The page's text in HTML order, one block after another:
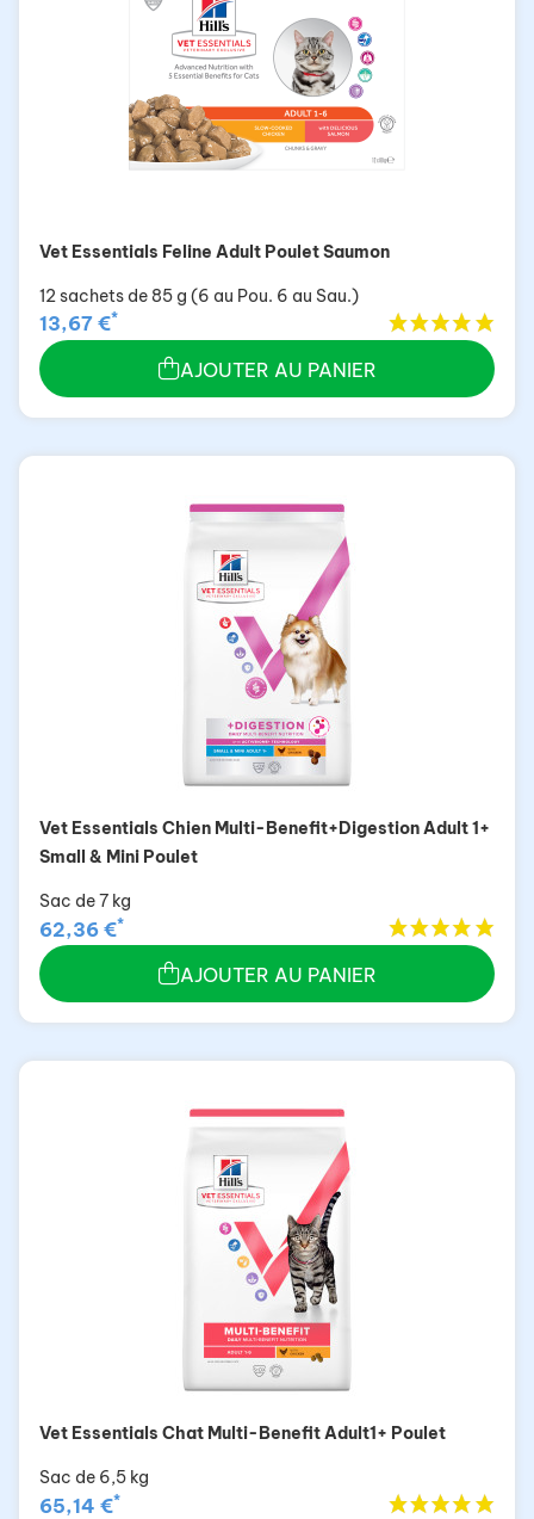
Vet Essentials Feline Adult Poulet Saumon
12 sachets de 85 g (6 au Pou. 6 au Sau.)
13,67 €*
AJOUTER AU PANIER
Vet Essentials Chien Multi-Benefit+Digestion Adult 1+
Small & Mini Poulet
Sac de 7 kg
62,36 €*
AJOUTER AU PANIER
Vet Essentials Chat Multi-Benefit Adult1+ Poulet
Sac de 6,5 kg
65,14 €*